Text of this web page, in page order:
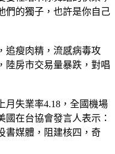
們的獨子，也許是你自己
追瘦肉精，流感病毒攻
陸房市交易量暴跌，對唱
月失業率4.18，全國機場
在台協會發言人表示：
書媒體，阻建核四，奇